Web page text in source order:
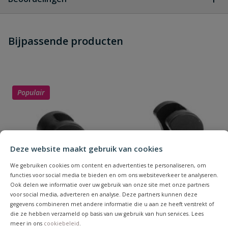
Deze website maakt gebruik van cookies
We gebruiken cookies om content en advertenties te personaliseren, om
functies voor social media te bieden en om ons websiteverkeer te analyseren.
Ook delen we informatie over uw gebruik van onze site met onze partners
voor social media, adverteren en analyse. Deze partners kunnen deze
gegevens combineren met andere informatie die u aan ze heeft verstrekt of
die ze hebben verzameld op basis van uw gebruik van hun services. Lees
meer in ons cookiebeleid
dit product?
Schrijf zelf een beoordeling
Uw waardering:
Naam
Samenvatting
Bijpassende producten
Populair